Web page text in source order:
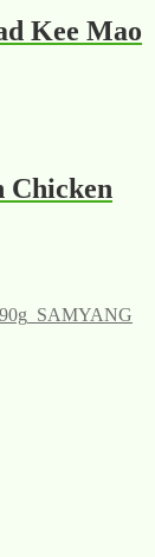
Kee Mao
Chicken
SAMYANG